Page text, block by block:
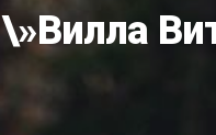
\»Вилла